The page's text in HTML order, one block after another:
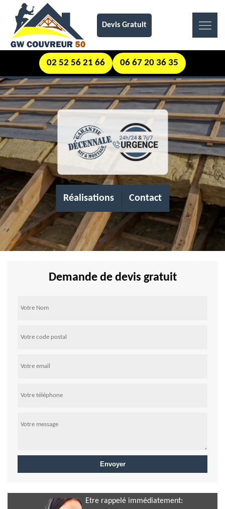
Devis Gratuit
02 52 56 21 66 06 67 20 36 35
Réalisations Contact
Demande de devis gratuit
Etre rappelé immédiatement: